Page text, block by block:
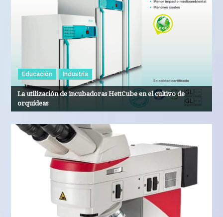
Educación Industria
La utilización de incubadoras HettCube en el cultivo de
orquídeas